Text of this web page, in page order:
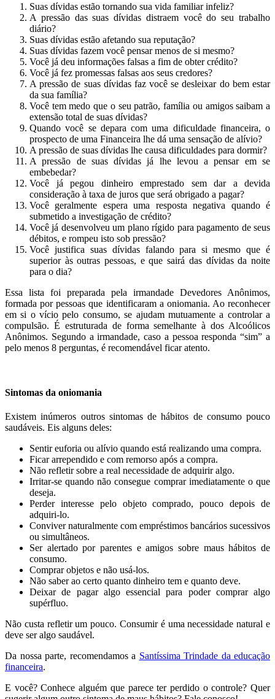
Suas dívidas estão tornando sua vida familiar infeliz?
A pressão das suas dívidas distraem você do seu trabalho
diário?
Suas dívidas estão afetando sua reputação?
Suas dívidas fazem você pensar menos de si mesmo?
Você já deu informações falsas a fim de obter crédito?
Você já fez promessas falsas aos seus credores?
A pressão de suas dívidas faz você se desleixar do bem estar
da sua família?
Você tem medo que o seu patrão, família ou amigos saibam a
extensão total de suas dívidas?
Quando você se depara com uma dificuldade financeira, o
prospecto de uma Financeira lhe dá uma sensação de alívio?
A pressão de suas dívidas lhe causa dificuldades para dormir?
A pressão de suas dívidas já lhe levou a pensar em se
embebedar?
Você já pegou dinheiro emprestado sem dar a devida
consideração à taxa de juros que será obrigado a pagar?
Você geralmente espera uma resposta negativa quando é
submetido a investigação de crédito?
Você já desenvolveu um plano rígido para pagamento de seus
débitos, e rompeu isto sob pressão?
Você justifica suas dívidas falando para si mesmo que é
superior às outras pessoas, e que sairá das dívidas da noite
para o dia?
Essa lista foi preparada pela irmandade Devedores Anônimos,
formada por pessoas que identificaram a oniomania. Ao reconhecer
em si o vício pelo consumo, se ajudam mutuamente a controlar a
compulsão. É estruturada de forma semelhante à dos Alcoólicos
Anônimos. Segundo a irmandade, caso a pessoa responda “sim” a
pelo menos 8 perguntas, é recomendável ficar atento.
Sintomas da oniomania
Existem inúmeros outros sintomas de hábitos de consumo pouco
saudáveis. Eis alguns deles:
Sentir euforia ou alívio quando está realizando uma compra.
Ficar arrependido e com remorso após a compra.
Não refletir sobre a real necessidade de adquirir algo.
Irritar-se quando não consegue comprar imediatamente o que
deseja.
Perder interesse pelo objeto comprado, pouco depois de
adquiri-lo.
Conviver naturalmente com empréstimos bancários sucessivos
ou simultâneos.
Ser alertado por parentes e amigos sobre maus hábitos de
consumo.
Comprar objetos e não usá-los.
Não saber ao certo quanto dinheiro tem e quanto deve.
Deixar de pagar algo essencial para poder comprar algo
supérfluo.
Não custa refletir um pouco. Consumir é uma necessidade natural e
deve ser algo saudável.
Da nossa parte, recomendamos a Santíssima Trindade da educação
financeira.
E você? Conhece alguém que parece ter perdido o controle? Quer